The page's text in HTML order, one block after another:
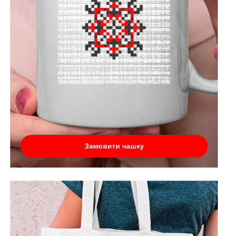
Замовити чашку